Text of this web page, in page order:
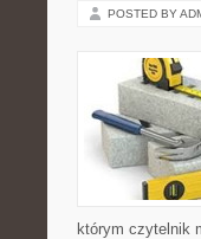
POSTED BY
którym czytelnik